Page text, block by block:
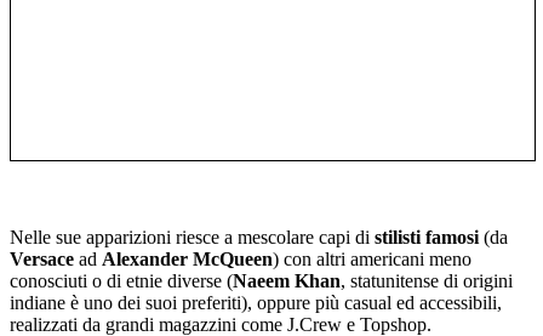
Nelle sue apparizioni riesce a mescolare capi di stilisti famosi (da
Versace ad Alexander McQueen) con altri americani meno
conosciuti o di etnie diverse (Naeem Khan, statunitense di origini
indiane è uno dei suoi preferiti), oppure più casual ed accessibili,
realizzati da grandi magazzini come J.Crew e Topshop.